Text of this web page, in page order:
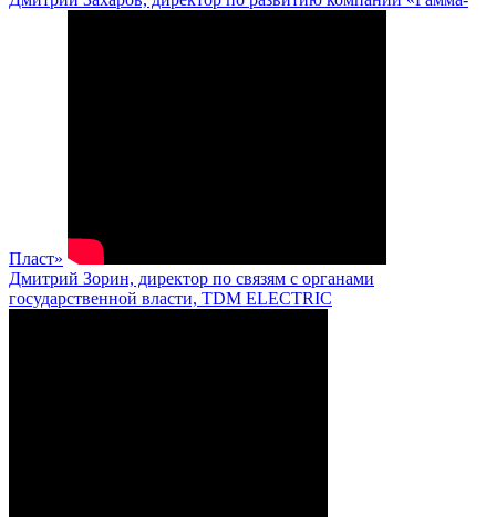
Пласт»
Дмитрий Зорин, директор по связям с органами
государственной власти, TDM ELECTRIC